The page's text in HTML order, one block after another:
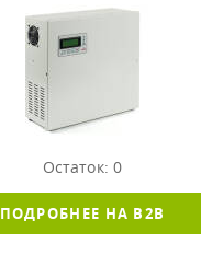
Остаток: 0
ПОДРОБНЕЕ НА B2B